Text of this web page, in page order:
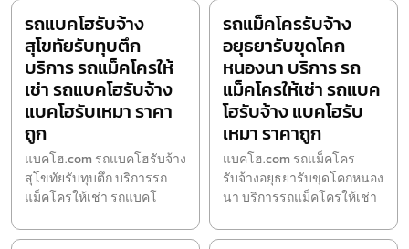
รถแบคโฮรับจ้าง
สุโขทัยรับทุบตึก
บริการ รถแม็คโครให้
เช่า รถแบคโฮรับจ้าง
แบคโฮรับเหมา ราคา
ถูก
แบคโฮ.com รถแบคโฮรับจ้าง
สุโขทัยรับทุบตึก บริการรถ
แม็คโครให้เช่า รถแบคโ
รถแม็คโครรับจ้าง
อยุธยารับขุดโคก
หนองนา บริการ รถ
แม็คโครให้เช่า รถแบค
โฮรับจ้าง แบคโฮรับ
เหมา ราคาถูก
แบคโฮ.com รถแม็คโคร
รับจ้างอยุธยารับขุดโคกหนอง
นา บริการรถแม็คโครให้เช่า